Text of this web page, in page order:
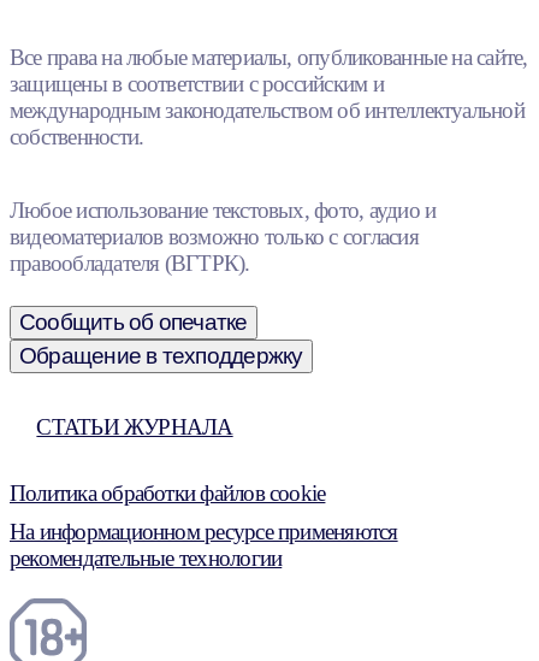
Все права на любые материалы, опубликованные на сайте,
защищены в соответствии с российским и
международным законодательством об интеллектуальной
собственности.
Любое использование текстовых, фото, аудио и
видеоматериалов возможно только с согласия
правообладателя (ВГТРК).
Сообщить об опечатке
Обращение в техподдержку
СТАТЬИ ЖУРНАЛА
Политика обработки файлов cookie
На информационном ресурсе применяются
рекомендательные технологии